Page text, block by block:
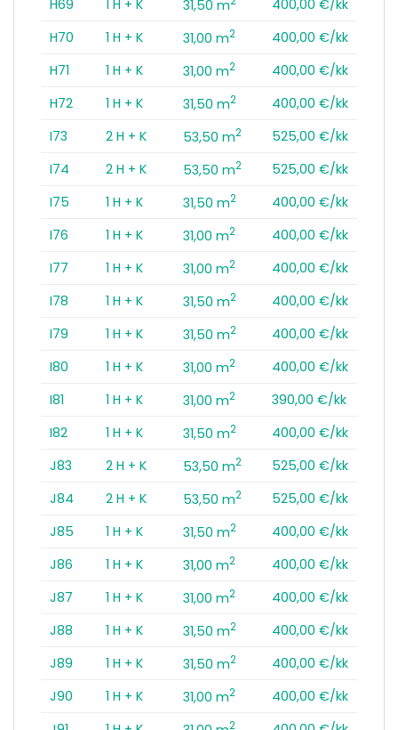
H69 1 H + K 31,50 m
400,00 €/kk
H70
1 H + K 31,00 m2
400,00 €/kk
H71
1 H + K 31,00 m2
400,00 €/kk
H72
1 H + K 31,50 m2
400,00 €/kk
I73
2 H + K 53,50 m2
525,00 €/kk
I74
2 H + K 53,50 m2
525,00 €/kk
I75
1 H + K 31,50 m2
400,00 €/kk
I76
1 H + K 31,00 m2
400,00 €/kk
I77
1 H + K 31,00 m2
400,00 €/kk
I78
1 H + K 31,50 m2
400,00 €/kk
I79
1 H + K 31,50 m2
400,00 €/kk
I80
1 H + K 31,00 m2
400,00 €/kk
I81
1 H + K 31,00 m2
390,00 €/kk
I82
1 H + K 31,50 m2
400,00 €/kk
J83
2 H + K 53,50 m2
525,00 €/kk
J84
2 H + K 53,50 m2
525,00 €/kk
J85
1 H + K 31,50 m2
400,00 €/kk
J86
1 H + K 31,00 m2
400,00 €/kk
J87
1 H + K 31,00 m2
400,00 €/kk
J88
1 H + K 31,50 m2
400,00 €/kk
J89
1 H + K 31,50 m2
400,00 €/kk
J90
1 H + K 31,00 m2
400,00 €/kk
2